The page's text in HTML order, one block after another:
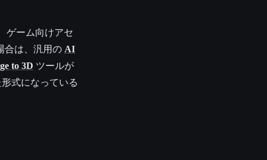
ゲーム向けアセ
合は、汎用の AI
to 3D ツールが
式になっている